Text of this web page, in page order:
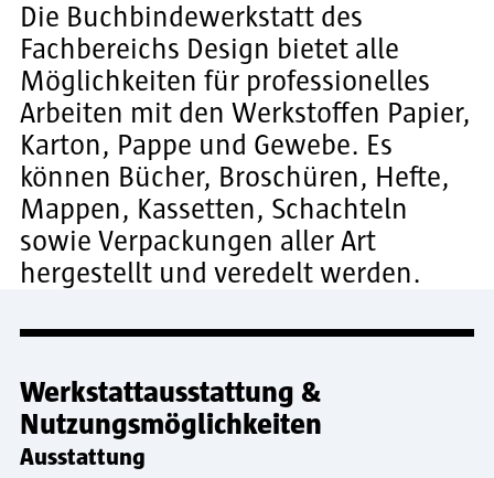
Die Buchbindewerkstatt des
Fachbereichs Design bietet alle
Möglichkeiten für professionelles
Arbeiten mit den Werkstoffen Papier,
Karton, Pappe und Gewebe. Es
können Bücher, Broschüren, Hefte,
Mappen, Kassetten, Schachteln
sowie Verpackungen aller Art
hergestellt und veredelt werden.
Werkstattausstattung &
Nutzungsmöglichkeiten
Ausstattung